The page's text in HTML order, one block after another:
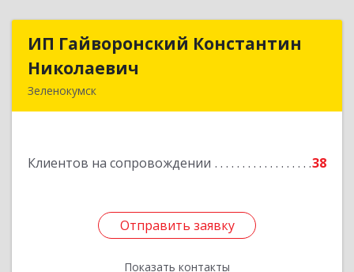
ИП Гайворонский Константин
Николаевич
Зеленокумск
Клиентов на сопровождении 38
Отправить заявку
Показать контакты
ИП Гайворонский Константин
Подробнее
Отправить заявку
Назад